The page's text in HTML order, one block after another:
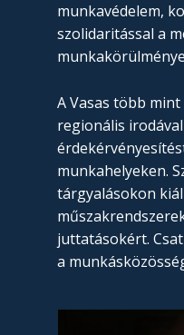
munkavédelem,
szolidaritással a
A Vasas több
regionális
munkahelyeken.
tárgyalásokon
juttatásokért.
a